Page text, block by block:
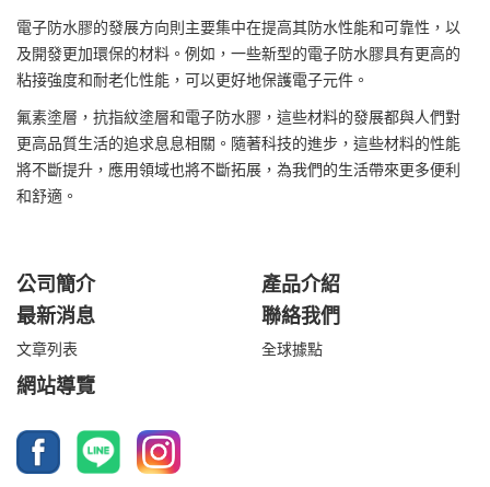
電子防水膠的發展方向則主要集中在提高其防水性能和可靠性，以
及開發更加環保的材料。例如，一些新型的電子防水膠具有更高的
粘接強度和耐老化性能，可以更好地保護電子元件。
氟素塗層，抗指紋塗層和電子防水膠，這些材料的發展都與人們對
更高品質生活的追求息息相關。隨著科技的進步，這些材料的性能
將不斷提升，應用領域也將不斷拓展，為我們的生活帶來更多便利
和舒適。
公司簡介
產品介紹
最新消息
文章列表
聯絡我們
全球據點
網站導覽